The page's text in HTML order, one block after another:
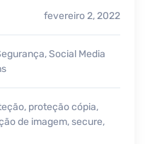
fevereiro 2, 2022
,Social Media
, proteção cópia,
de imagem,secure,